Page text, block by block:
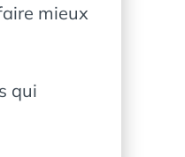
mieux
qui